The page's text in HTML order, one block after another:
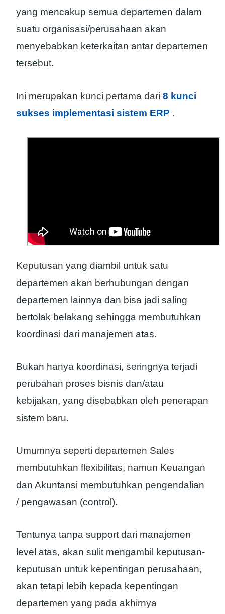
yang mencakup semua departemen dalam
suatu organisasi/perusahaan akan
menyebabkan keterkaitan antar departemen
tersebut.
Ini merupakan kunci pertama dari 8 kunci
sukses implementasi sistem ERP .
Keputusan yang diambil untuk satu
departemen akan berhubungan dengan
departemen lainnya dan bisa jadi saling
bertolak belakang sehingga membutuhkan
koordinasi dari manajemen atas.
Bukan hanya koordinasi, seringnya terjadi
perubahan proses bisnis dan/atau
kebijakan, yang disebabkan oleh penerapan
sistem baru.
Umumnya seperti departemen Sales
membutuhkan flexibilitas, namun Keuangan
dan Akuntansi membutuhkan pengendalian
/ pengawasan (control).
Tentunya tanpa support dari manajemen
level atas, akan sulit mengambil keputusan-
keputusan untuk kepentingan perusahaan,
akan tetapi lebih kepada kepentingan
departemen yang pada akhirnya